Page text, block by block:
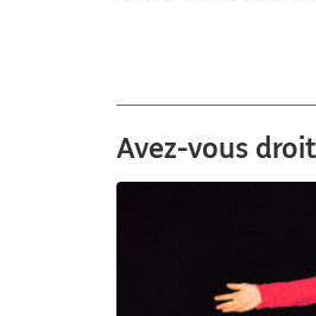
Avez-vous